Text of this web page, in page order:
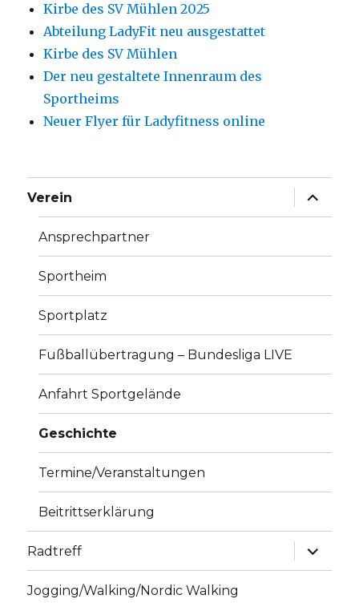
Kirbe des SV Mühlen 2025
Abteilung LadyFit neu ausgestattet
Kirbe des SV Mühlen
Der neu gestaltete Innenraum des
Sportheims
Neuer Flyer für Ladyfitness online
Verein
Ansprechpartner
Sportheim
Sportplatz
Fußballübertragung – Bundesliga LIVE
Anfahrt Sportgelände
Geschichte
Termine/Veranstaltungen
Beitrittserklärung
Radtreff
Jogging/Walking/Nordic Walking